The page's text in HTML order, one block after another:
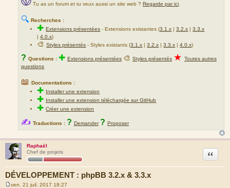
Tu as un forum et tu veux aussi un site web ? Regarde par ici
🔍 Recherches :
✚Extensions présentées -Extensions existantes (3.1.x |3.2.x |3.3.x
|4.0.x)
🎨Styles présentés - Styles existants (3.1.x |3.2.x |3.3.x |4.0.x)
? Questions : ✚ Extensions présentées 🎨 Styles présentés ★ Toutes autres
questions
📖 Documentations :
✚ Installer une extension
✚ Installer une extension téléchargée sur GitHub
✚Créer une extension
✍ Traductions : ? Demander ? Proposer
Raphaël
Chef de projets
DÉVELOPPEMENT : phpBB 3.2.x & 3.3.x
Citation
ven. 21 juil. 2017 18:27